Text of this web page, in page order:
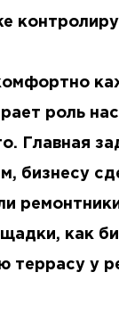
роль
Главная
бизнесу
как
террасу у